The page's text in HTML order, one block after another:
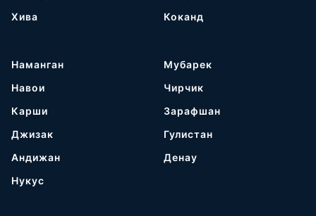
Хива
Коканд
Наманган
Навои
Карши
Джизак
Андижан
Нукус
Мубарек
Чирчик
Зарафшан
Гулистан
Денау